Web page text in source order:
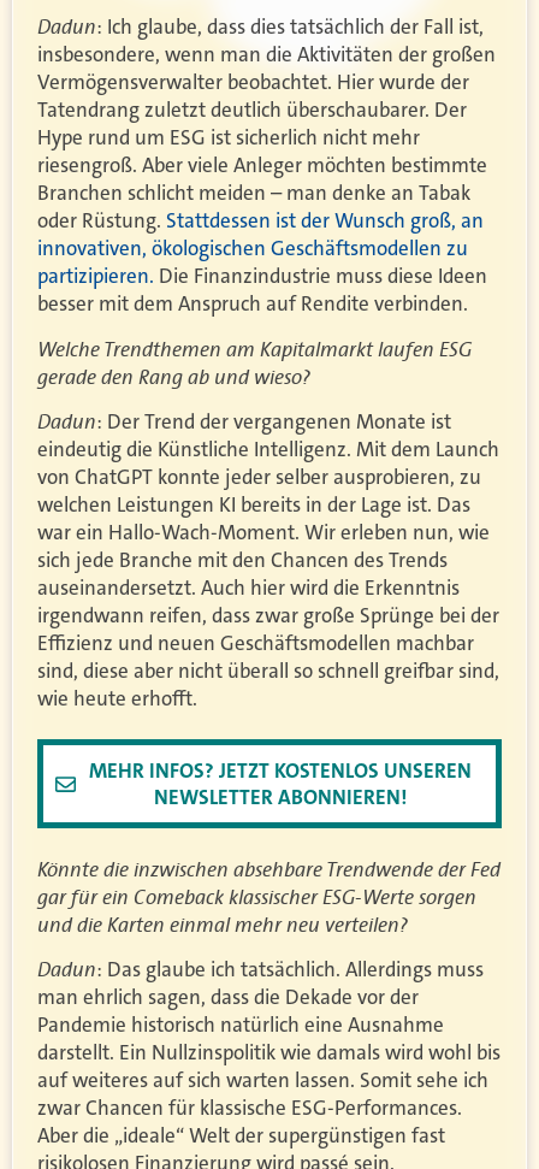
Dadun: Ich glaube, dass dies tatsächlich der Fall ist,
insbesondere, wenn man die Aktivitäten der großen
Vermögensverwalter beobachtet. Hier wurde der
Tatendrang zuletzt deutlich überschaubarer. Der
Hype rund um ESG ist sicherlich nicht mehr
riesengroß. Aber viele Anleger möchten bestimmte
Branchen schlicht meiden – man denke an Tabak
oder Rüstung. Stattdessen ist der Wunsch groß, an
innovativen, ökologischen Geschäftsmodellen zu
partizipieren. Die Finanzindustrie muss diese Ideen
besser mit dem Anspruch auf Rendite verbinden.
Welche Trendthemen am Kapitalmarkt laufen ESG
gerade den Rang ab und wieso?
Dadun: Der Trend der vergangenen Monate ist
eindeutig die Künstliche Intelligenz. Mit dem Launch
von ChatGPT konnte jeder selber ausprobieren, zu
welchen Leistungen KI bereits in der Lage ist. Das
war ein Hallo-Wach-Moment. Wir erleben nun, wie
sich jede Branche mit den Chancen des Trends
auseinandersetzt. Auch hier wird die Erkenntnis
irgendwann reifen, dass zwar große Sprünge bei der
Effizienz und neuen Geschäftsmodellen machbar
sind, diese aber nicht überall so schnell greifbar sind,
wie heute erhofft.
MEHR INFOS? JETZT KOSTENLOS UNSEREN
NEWSLETTER ABONNIEREN!
Könnte die inzwischen absehbare Trendwende der Fed
gar für ein Comeback klassischer ESG-Werte sorgen
und die Karten einmal mehr neu verteilen?
Dadun: Das glaube ich tatsächlich. Allerdings muss
man ehrlich sagen, dass die Dekade vor der
Pandemie historisch natürlich eine Ausnahme
darstellt. Ein Nullzinspolitik wie damals wird wohl bis
auf weiteres auf sich warten lassen. Somit sehe ich
zwar Chancen für klassische ESG-Performances.
Aber die „ideale“ Welt der supergünstigen fast
risikolosen Finanzierung wird passé sein.